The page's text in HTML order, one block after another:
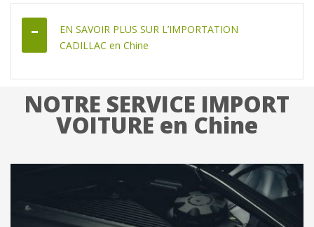
EN SAVOIR PLUS SUR L’IMPORTATION
CADILLAC en Chine
NOTRE SERVICE IMPORT
VOITURE en Chine